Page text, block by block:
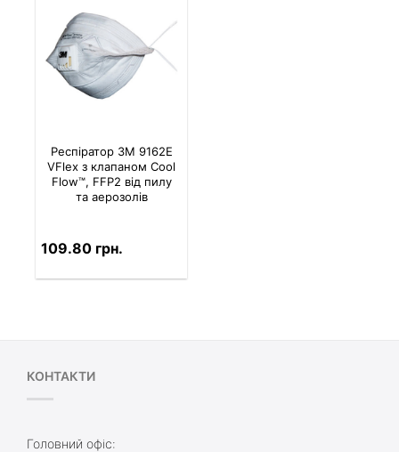
Респіратор 3M 9162E
VFlex з клапаном Cool
Flow™, FFP2 від пилу
та аерозолів
109.80 грн.
КОНТАКТИ
Головний офіс: